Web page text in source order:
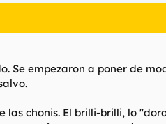
Se empezaron a poner de
chonis. El brilli-brilli, lo